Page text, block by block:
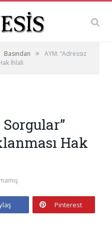
Basından »
AYM: “Adressiz
İhlali
Hak
Pinterest